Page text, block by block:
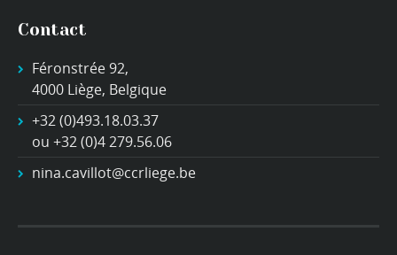
Contact
Féronstrée 92,
4000 Liège, Belgique
+32 (0)493.18.03.37
ou +32 (0)4 279.56.06
nina.cavillot@ccrliege.be